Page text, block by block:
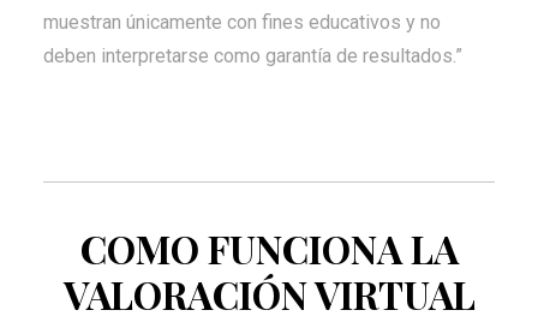
muestran únicamente con fines educativos y no
deben interpretarse como garantía de resultados.”
COMO FUNCIONA LA
VALORACIÓN VIRTUAL